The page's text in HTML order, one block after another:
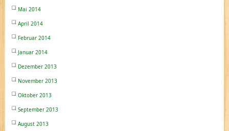
Mai 2014
April 2014
Februar 2014
Januar 2014
Dezember 2013
November 2013
Oktober 2013
September 2013
August 2013